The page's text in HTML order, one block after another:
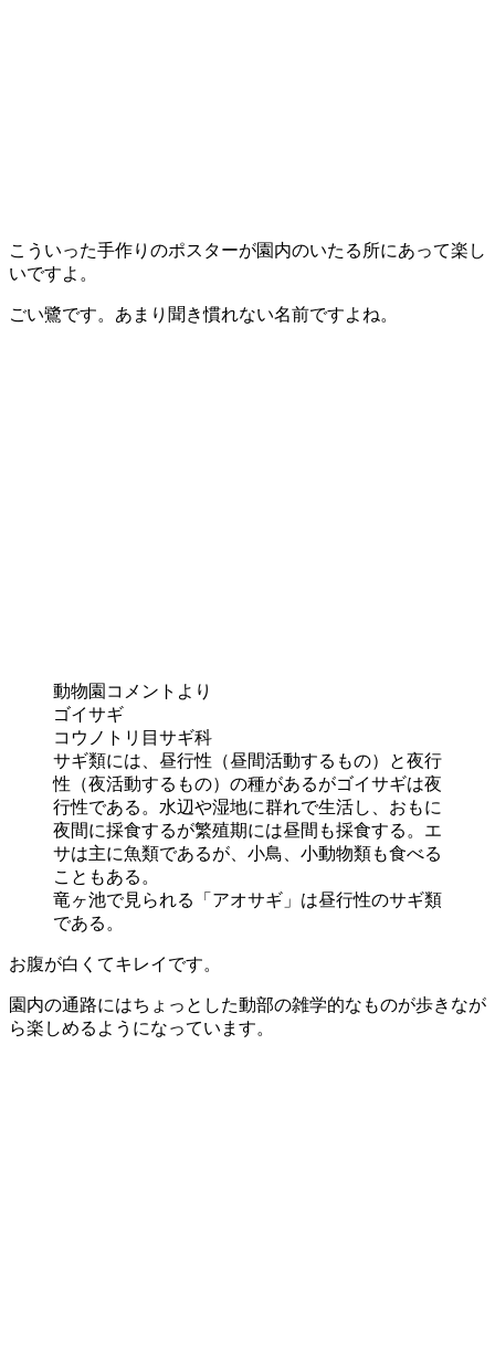
こういった手作りのポスターが園内のいたる所にあって楽し
いですよ。
ごい鷺です。あまり聞き慣れない名前ですよね。
動物園コメントより
ゴイサギ
コウノトリ目サギ科
サギ類には、昼行性（昼間活動するもの）と夜行
性（夜活動するもの）の種があるがゴイサギは夜
行性である。水辺や湿地に群れで生活し、おもに
夜間に採食するが繁殖期には昼間も採食する。エ
サは主に魚類であるが、小鳥、小動物類も食べる
こともある。
竜ヶ池で見られる「アオサギ」は昼行性のサギ類
である。
お腹が白くてキレイです。
園内の通路にはちょっとした動部の雑学的なものが歩きなが
ら楽しめるようになっています。